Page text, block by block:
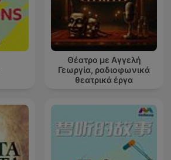
Θέατρο με Αγγελή
Γεωργία, ραδιοφωνικά
θεατρικά έργα